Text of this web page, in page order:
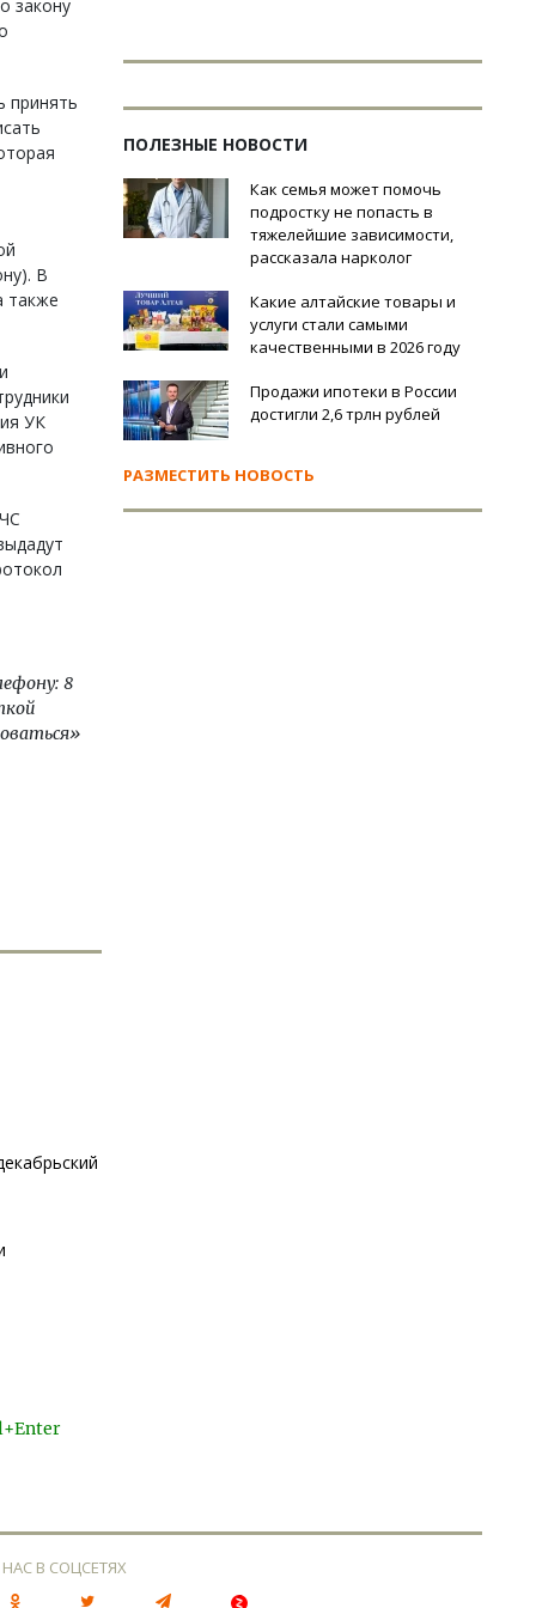
закону
принять
В
также
УК
8
ПОЛЕЗНЫЕ НОВОСТИ
Как семья может помочь
подростку не попасть в
тяжелейшие зависимости,
рассказала нарколог
Какие алтайские товары и
услуги стали самыми
качественными в 2026 году
Продажи ипотеки в России
достигли 2,6 трлн рублей
РАЗМЕСТИТЬ НОВОСТЬ
В СОЦСЕТЯХ